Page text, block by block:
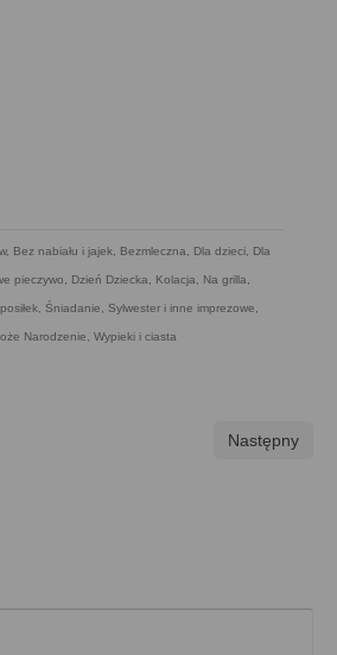
, Bez nabiału i jajek Bezmleczna Dla dzieci Dla
pieczywo Dzień Dziecka Kolacja Na grilla
Śniadanie Sylwester i inne imprezowe
Narodzenie Wypieki i ciasta
Następny